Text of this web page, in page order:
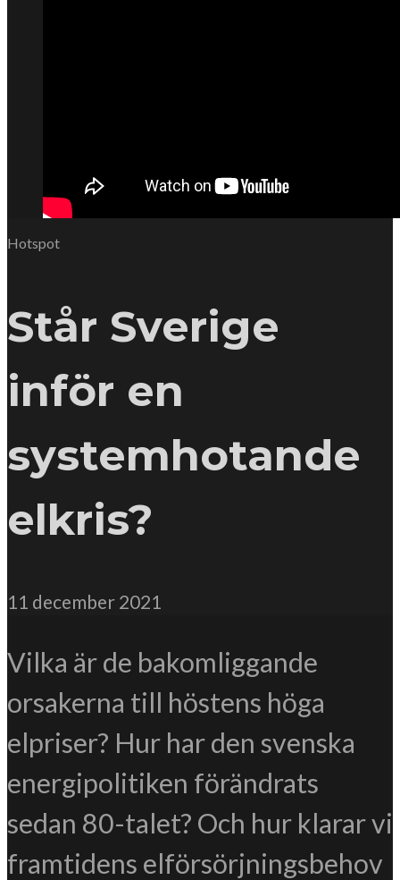
Hotspot
Står Sverige
inför en
systemhotande
elkris?
11 december 2021
Vilka är de bakomliggande
orsakerna till höstens höga
elpriser? Hur har den svenska
energipolitiken förändrats
sedan 80-talet? Och hur klarar vi
framtidens elförsörjningsbehov